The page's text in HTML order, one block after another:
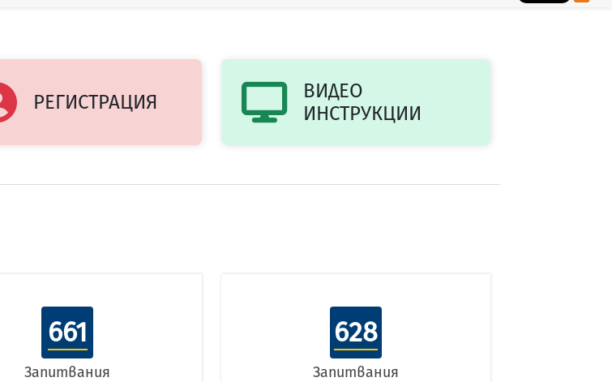
РЕГИСТРАЦИЯ
ВИДЕО
ИНСТРУКЦИИ
661
Запитвания
628
Запитвания